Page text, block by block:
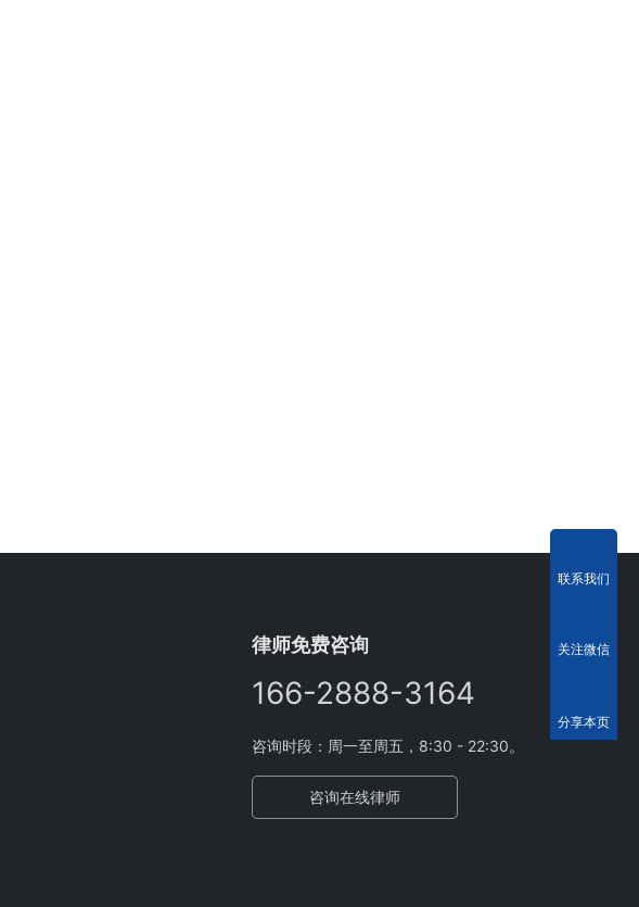
律师免费咨询
166-2888-3164
咨询时段：周一至周五，8:30 - 22:30。
咨询在线律师
联系我们
关注微信
分享本页